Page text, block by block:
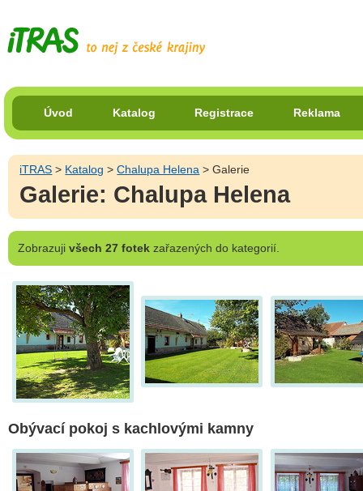
Úvod Katalog Registrace Reklama
iTRAS > Katalog >Chalupa Helena > Galerie
Galerie: Chalupa Helena
Zobrazuji všech 27 fotekzařazených do kategorií.
Obývací pokoj s kachlovými kamny